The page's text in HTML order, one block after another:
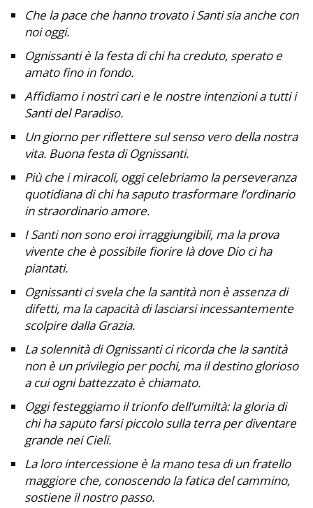
Che la pace che hanno trovato i Santi sia anche con
noi oggi.
Ognissanti è la festa di chi ha creduto, sperato e
amato fino in fondo.
Affidiamo i nostri cari e le nostre intenzioni a tutti i
Santi del Paradiso.
Un giorno per riflettere sul senso vero della nostra
vita. Buona festa di Ognissanti.
Più che i miracoli, oggi celebriamo la perseveranza
quotidiana di chi ha saputo trasformare l’ordinario
in straordinario amore.
I Santi non sono eroi irraggiungibili, ma la prova
vivente che è possibile fiorire là dove Dio ci ha
piantati.
Ognissanti ci svela che la santità non è assenza di
difetti, ma la capacità di lasciarsi incessantemente
scolpire dalla Grazia.
La solennità di Ognissanti ci ricorda che la santità
non è un privilegio per pochi, ma il destino glorioso
a cui ogni battezzato è chiamato.
Oggi festeggiamo il trionfo dell’umiltà: la gloria di
chi ha saputo farsi piccolo sulla terra per diventare
grande nei Cieli.
La loro intercessione è la mano tesa di un fratello
maggiore che, conoscendo la fatica del cammino,
sostiene il nostro passo.